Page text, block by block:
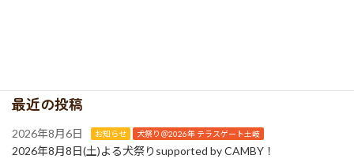
最近の投稿
2026年8月6日 お知らせ 犬祭り＠2026年 テラスゲート土岐
2026年8月8日(土)よる犬祭りsupported by CAMBY！